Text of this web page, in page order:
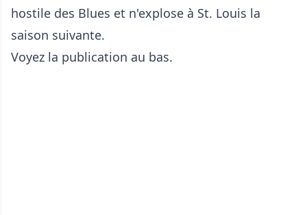
hostile des Blues et n'explose à St. Louis la
saison suivante.
Voyez la publication au bas.